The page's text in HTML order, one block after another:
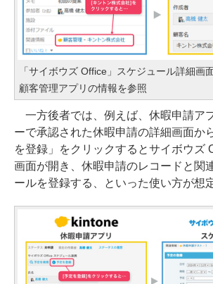
「サイボウズ Office」スケジュール詳細画
顧客管理アプリの情報を参照
一方後者では、例えば、休暇申請ア
ーで承認された休暇申請の詳細画面か
を登録」をクリックするとサイボウズ
画面が開き、休暇申請のレコードと関
ールを登録する、といった使い方が想